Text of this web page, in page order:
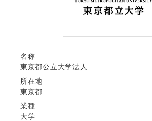
名称
東京都公立大学法人
所在地
東京都
業種
大学